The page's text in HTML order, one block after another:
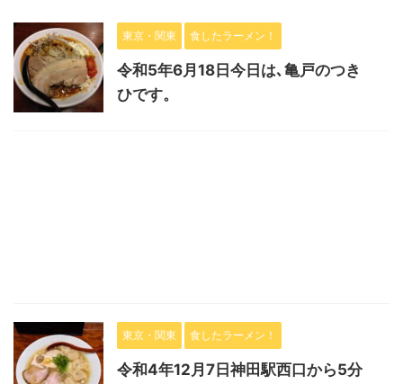
東京・関東 食したラーメン！
令和5年6月18日今日は､亀戸のつき
ひです。
東京・関東 食したラーメン！
令和4年12月7日神田駅西口から5分